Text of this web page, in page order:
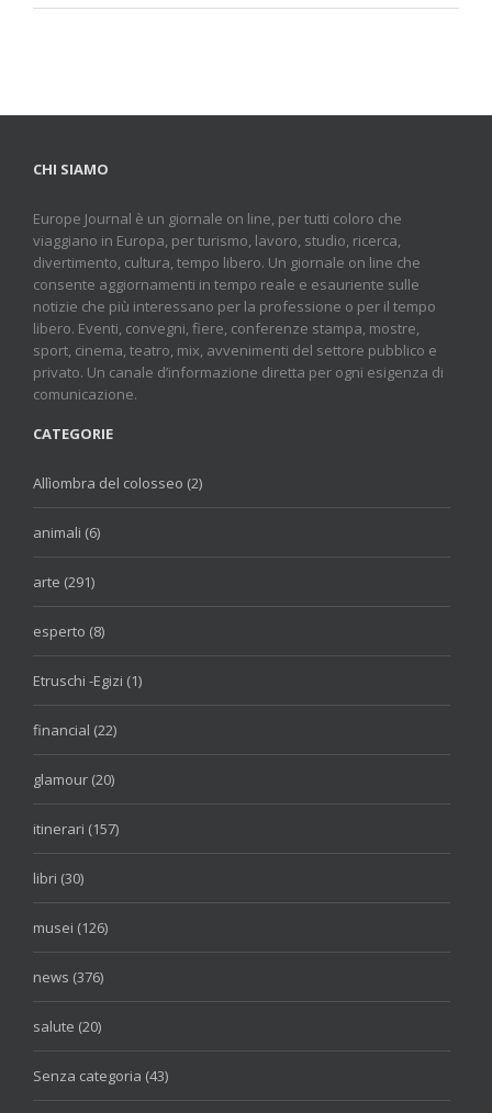
CHI SIAMO
Europe Journal è un giornale on line, per tutti coloro che
viaggiano in Europa, per turismo, lavoro, studio, ricerca,
divertimento, cultura, tempo libero. Un giornale on line che
consente aggiornamenti in tempo reale e esauriente sulle
notizie che più interessano per la professione o per il tempo
libero. Eventi, convegni, fiere, conferenze stampa, mostre,
sport, cinema, teatro, mix, avvenimenti del settore pubblico e
privato. Un canale d’informazione diretta per ogni esigenza di
comunicazione.
CATEGORIE
Allìombra del colosseo (2)
animali (6)
arte (291)
esperto (8)
Etruschi -Egizi (1)
financial (22)
glamour (20)
itinerari (157)
libri (30)
musei (126)
news (376)
salute (20)
Senza categoria (43)